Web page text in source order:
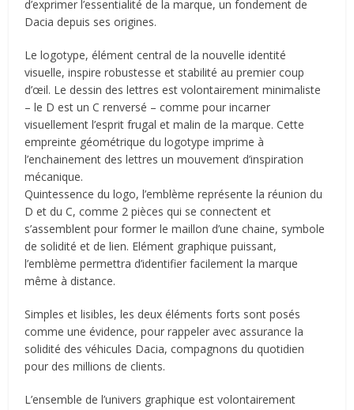
d’exprimer l’essentialité de la marque, un fondement de
Dacia depuis ses origines.
Le logotype, élément central de la nouvelle identité
visuelle, inspire robustesse et stabilité au premier coup
d’œil. Le dessin des lettres est volontairement minimaliste
– le D est un C renversé – comme pour incarner
visuellement l’esprit frugal et malin de la marque. Cette
empreinte géométrique du logotype imprime à
l’enchainement des lettres un mouvement d’inspiration
mécanique.
Quintessence du logo, l’emblème représente la réunion du
D et du C, comme 2 pièces qui se connectent et
s’assemblent pour former le maillon d’une chaine, symbole
de solidité et de lien. Elément graphique puissant,
l’emblème permettra d’identifier facilement la marque
même à distance.
Simples et lisibles, les deux éléments forts sont posés
comme une évidence, pour rappeler avec assurance la
solidité des véhicules Dacia, compagnons du quotidien
pour des millions de clients.
L’ensemble de l’univers graphique est volontairement